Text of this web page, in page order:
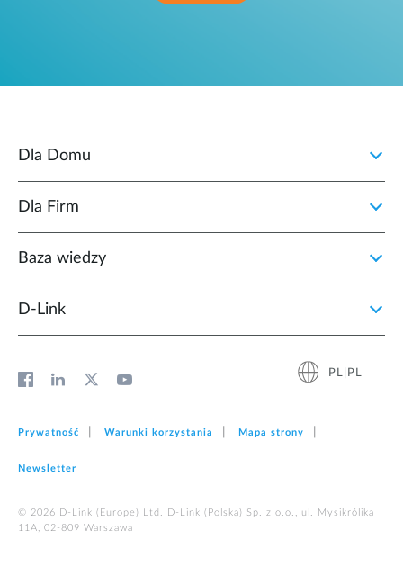
Dla Domu
Dla Firm
Baza wiedzy
D‑Link
PL|PL
Prywatność Warunki korzystania Mapa strony
Newsletter
© 2026 D‑Link (Europe) Ltd. D-Link (Polska) Sp. z o.o., ul. Mysikrólika
11A, 02-809 Warszawa